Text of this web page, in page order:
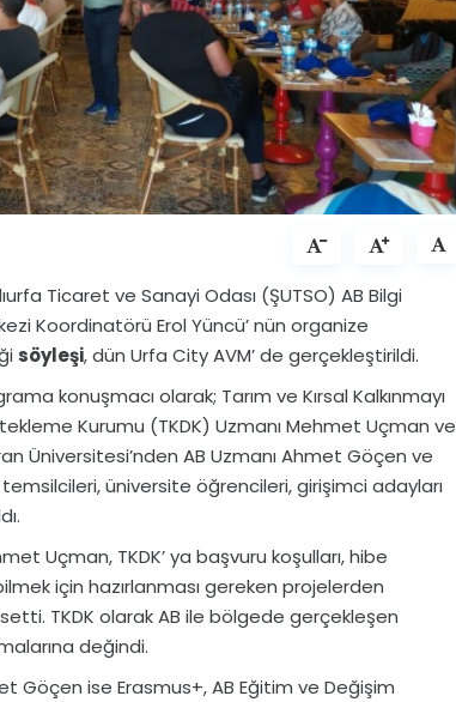
Ticaret ve Sanayi Odası (ŞUTSO) AB Bilgi
Koordinatörü Erol Yüncü’ nün organize
söyleşi, dün Urfa City AVM’ de gerçekleştirildi.
konuşmacı olarak; Tarım ve Kırsal Kalkınmayı
Kurumu (TKDK) Uzmanı Mehmet Uçman ve
Üniversitesi’nden AB Uzmanı Ahmet Göçen ve
temsilcileri, üniversite öğrencileri, girişimci adayları
Uçman, TKDK’ ya başvuru koşulları, hibe
için hazırlanması gereken projelerden
TKDK olarak AB ile bölgede gerçekleşen
değindi.
Göçen ise Erasmus+, AB Eğitim ve Değişim